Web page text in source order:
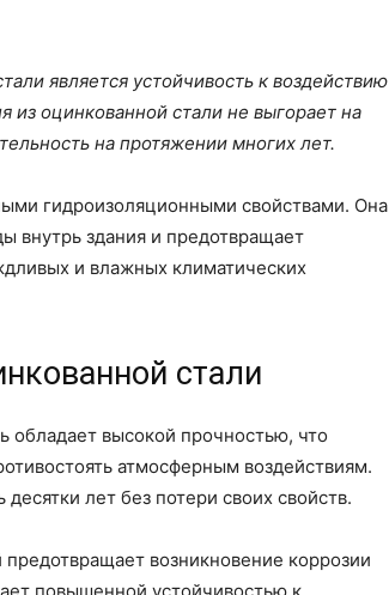
является устойчивость к воздействию
из оцинкованной стали не выгорает на
на протяжении многих лет.
гидроизоляционными свойствами. Она
внутрь здания и предотвращает
и влажных климатических
стали
обладает высокой прочностью, что
атмосферным воздействиям.
лет без потери своих свойств.
возникновение коррозии
повышенной устойчивостью к